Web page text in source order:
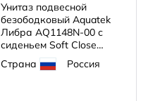
Унитаз подвесной
безободковый Aquatek
Либра AQ1148N-00 с
сиденьем Soft Close
(микролифт)
Страна Россия